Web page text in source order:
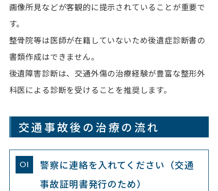
画像所見などが客観的に提示されていることが重要で
す。
整骨院等は医師が在籍していないため後遺症診断書の
書類作成はできません。
後遺障害診断は、交通外傷の治療経験が豊富な整形外
科医による診断を受けることを推奨します。
交通事故後の治療の流れ
警察に連絡を入れてください（交通
事故証明書発行のため）